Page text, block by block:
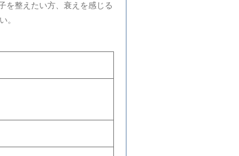
を整えたい方、衰えを感じる
。